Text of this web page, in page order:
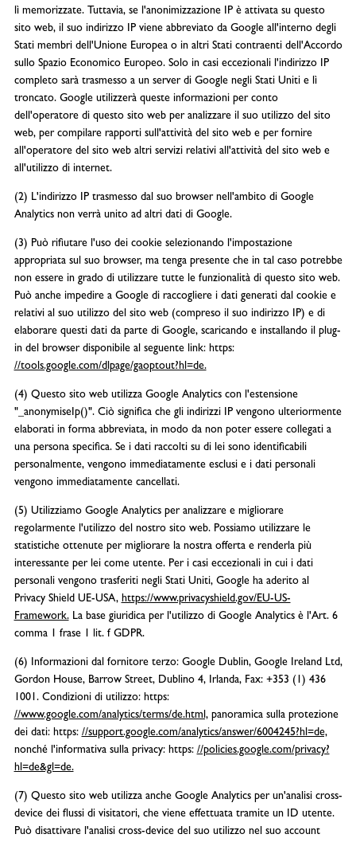
lì memorizzate. Tuttavia, se l'anonimizzazione IP è attivata su questo
sito web, il suo indirizzo IP viene abbreviato da Google all'interno degli
Stati membri dell'Unione Europea o in altri Stati contraenti dell'Accordo
sullo Spazio Economico Europeo. Solo in casi eccezionali l'indirizzo IP
completo sarà trasmesso a un server di Google negli Stati Uniti e lì
troncato. Google utilizzerà queste informazioni per conto
dell'operatore di questo sito web per analizzare il suo utilizzo del sito
web, per compilare rapporti sull'attività del sito web e per fornire
all'operatore del sito web altri servizi relativi all'attività del sito web e
all'utilizzo di internet.
(2) L'indirizzo IP trasmesso dal suo browser nell'ambito di Google
Analytics non verrà unito ad altri dati di Google.
(3) Può rifiutare l'uso dei cookie selezionando l'impostazione
appropriata sul suo browser, ma tenga presente che in tal caso potrebbe
non essere in grado di utilizzare tutte le funzionalità di questo sito web.
Può anche impedire a Google di raccogliere i dati generati dal cookie e
relativi al suo utilizzo del sito web (compreso il suo indirizzo IP) e di
elaborare questi dati da parte di Google, scaricando e installando il plug-
in del browser disponibile al seguente link: https:
//tools.google.com/dlpage/gaoptout?hl=de.
(4) Questo sito web utilizza Google Analytics con l'estensione
"_anonymiseIp()". Ciò significa che gli indirizzi IP vengono ulteriormente
elaborati in forma abbreviata, in modo da non poter essere collegati a
una persona specifica. Se i dati raccolti su di lei sono identificabili
personalmente, vengono immediatamente esclusi e i dati personali
vengono immediatamente cancellati.
(5) Utilizziamo Google Analytics per analizzare e migliorare
regolarmente l'utilizzo del nostro sito web. Possiamo utilizzare le
statistiche ottenute per migliorare la nostra offerta e renderla più
interessante per lei come utente. Per i casi eccezionali in cui i dati
personali vengono trasferiti negli Stati Uniti, Google ha aderito al
Privacy Shield UE-USA, https://www.privacyshield.gov/EU-US-
Framework.La base giuridica per l'utilizzo di Google Analytics è l'Art. 6
comma 1 frase 1 lit. f GDPR.
(6) Informazioni dal fornitore terzo: Google Dublin, Google Ireland Ltd,
Gordon House, Barrow Street, Dublino 4, Irlanda, Fax: +353 (1) 436
1001. Condizioni di utilizzo: https:
//www.google.com/analytics/terms/de.html,panoramica sulla protezione
dei dati: https: //support.google.com/analytics/answer/6004245?hl=de,
nonché l'informativa sulla privacy: https: //policies.google.com/privacy?
hl=de&gl=de.
(7) Questo sito web utilizza anche Google Analytics per un'analisi cross-
device dei flussi di visitatori, che viene effettuata tramite un ID utente.
Può disattivare l'analisi cross-device del suo utilizzo nel suo account